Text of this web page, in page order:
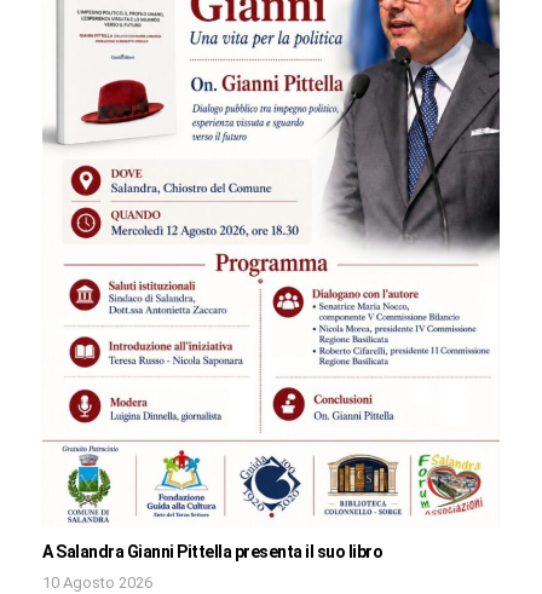
A Salandra Gianni Pittella presenta il suo libro
10 Agosto 2026